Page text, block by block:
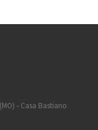
- Casa Bastiano